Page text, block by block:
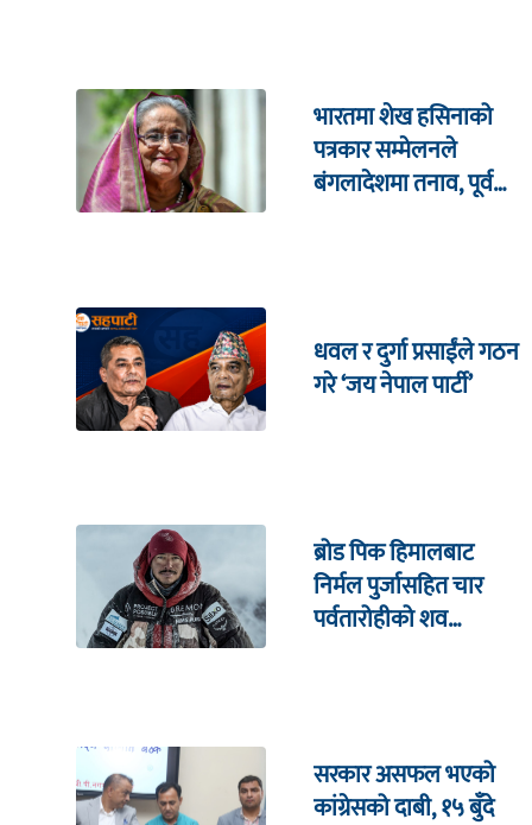
भारतमा शेख हसिनाको
पत्रकार सम्मेलनले
बंगलादेशमा तनाव, पूर्व
धवल र दुर्गा प्रसाईंले गठन
गरे ‘जय नेपाल पार्टी’
ब्रोड पिक हिमालबाट
निर्मल पुर्जासहित चार
पर्वतारोहीको शव
सरकार असफल भएको
कांग्रेसको दाबी, १५ बुँदे